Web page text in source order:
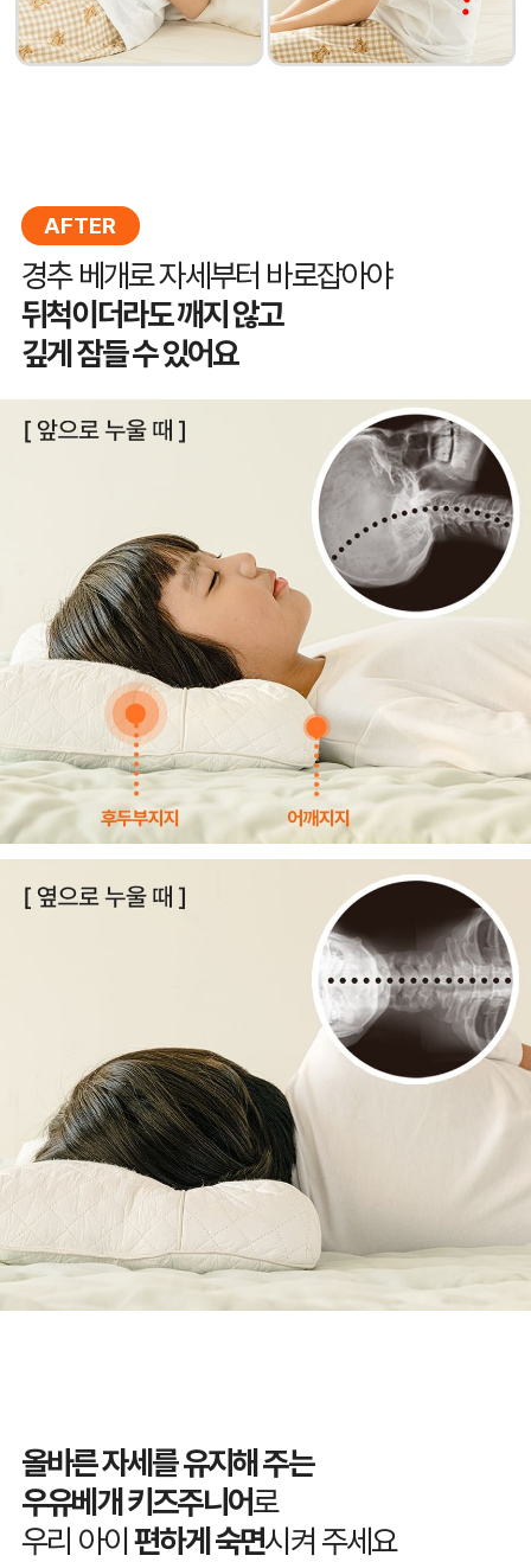
AFTER
경추 베개로 자세부터 바로잡아야
뒤척이더라도 깨지 않고
깊게 잠들 수 있어요
올바른 자세를 유지해 주는
우유베개 키즈주니어로
우리 아이편하게 숙면시켜 주세요